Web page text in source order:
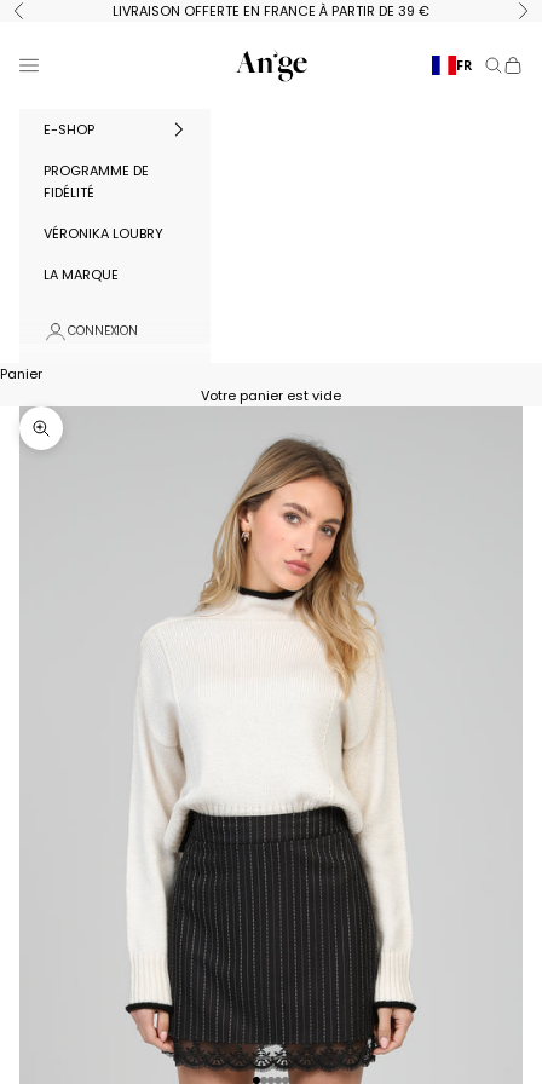
Passer au contenu
Précédent LIVRAISON OFFERTE EN FRANCE À PARTIR DE 39 €
Ange Paris
Menu FR
E-SHOP
PROGRAMME DE
FIDÉLITÉ
VÉRONIKA LOUBRY
LA MARQUE
CONNEXION
Panier
Votre panier est vide
Zoomer sur l'image